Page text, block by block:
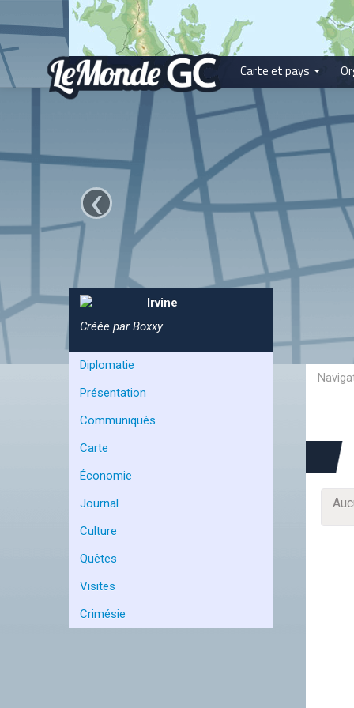
Carte et pays
‹
Irvine
Créée par Boxxy
Diplomatie
Présentation
Communiqués
Carte
Économie
Journal
Culture
Quêtes
Visites
Crimésie